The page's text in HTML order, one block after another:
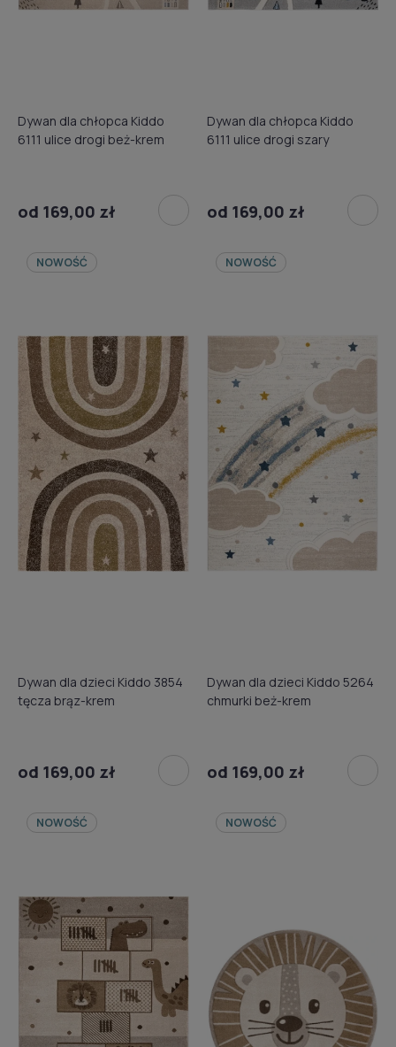
Dywan dla chłopca Kiddo
6111 ulice drogi beż-krem
od 169,00 zł
Dywan dla chłopca Kiddo
6111 ulice drogi szary
od 169,00 zł
Dywan dla dzieci Kiddo 3854
tęcza brąz-krem
od 169,00 zł
NOWOŚĆ
Dywan dla dzieci Kiddo 5264
chmurki beż-krem
od 169,00 zł
NOWOŚĆ
NOWOŚĆ NOWOŚĆ